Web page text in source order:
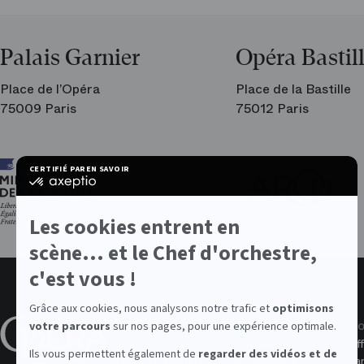
CERTIFIÉ PAR EN SAVOIR PLUS SUR
certifié
En
plus
Axeptio
Les cookies entrent en
scène... et le Chef d'orchestre,
c'est vous !
Grâce aux cookies, nous analysons notre trafic et optimisons
votre parcours sur nos pages, pour une expérience optimale.
Ils vous permettent également de regarder des vidéos et de
Palais Garnier
Place de l’Opéra
75009 Paris
Opéra
Place de la Bastille
75012 Paris
Arop
de
À propos de l'OpéraValeurs